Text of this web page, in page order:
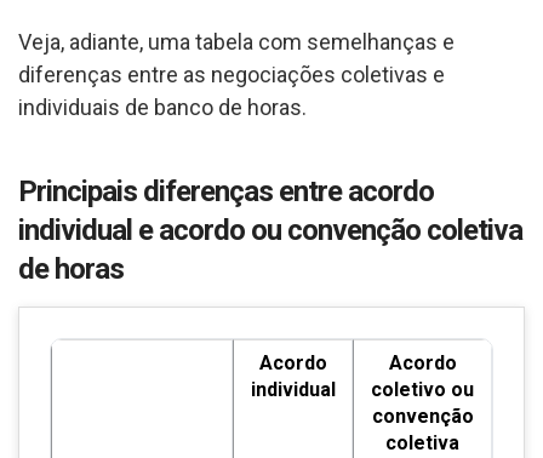
Veja, adiante, uma tabela com semelhanças e
diferenças entre as negociações coletivas e
individuais de banco de horas.
Principais diferenças entre acordo
individual e acordo ou convenção coletiva
de horas
Acordo
individual
Acordo
coletivo ou
convenção
coletiva